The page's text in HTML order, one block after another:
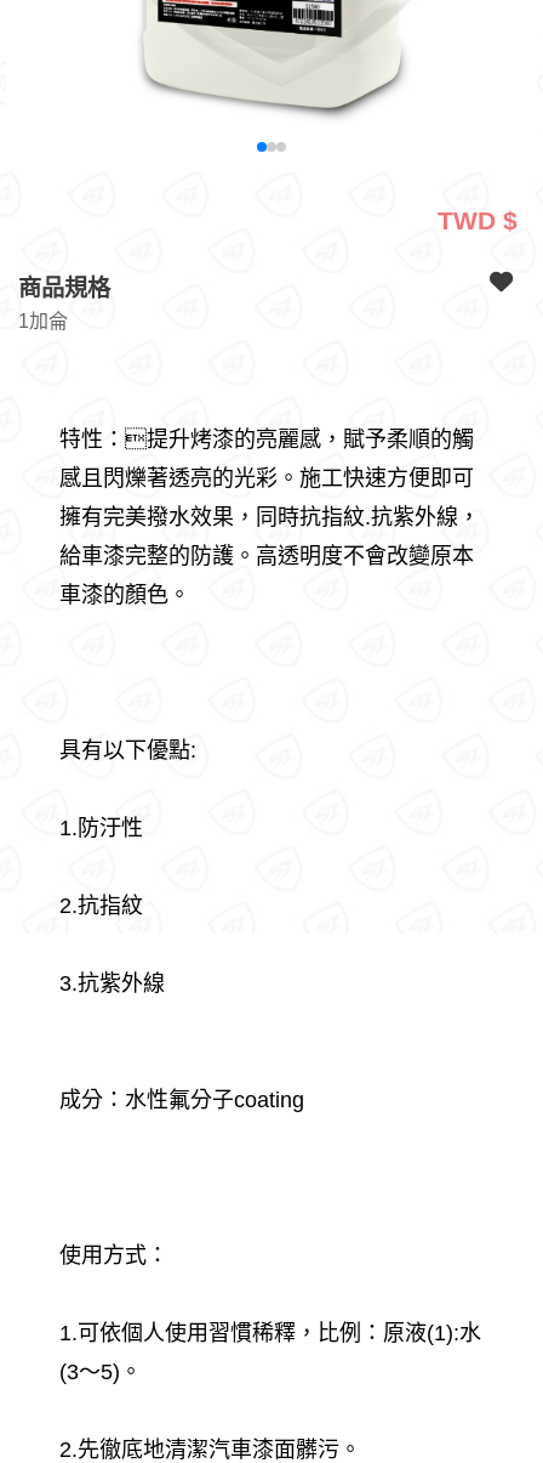
TWD $
商品規格
1加侖
特性：提升烤漆的亮麗感，賦予柔順的觸
感且閃爍著透亮的光彩。施工快速方便即可
擁有完美撥水效果，同時抗指紋.抗紫外線，
給車漆完整的防護。高透明度不會改變原本
車漆的顏色。
具有以下優點:
1.防汙性
2.抗指紋
3.抗紫外線
成分：水性氟分子coating
使用方式：
1.可依個人使用習慣稀釋，比例：原液(1):水
(3～5)。
2.先徹底地清潔汽車漆面髒污。